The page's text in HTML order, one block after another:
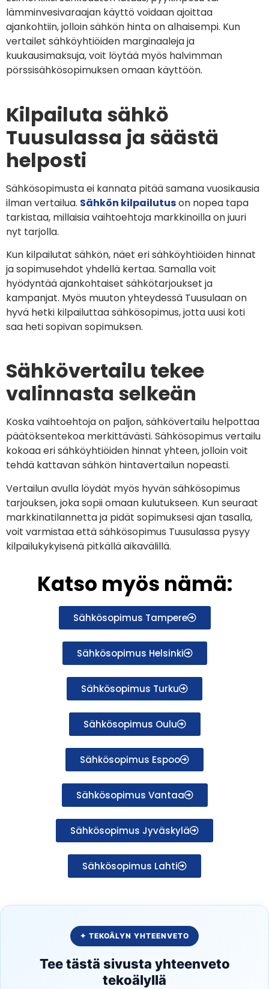
lämminvesivaraajan käyttö voidaan ajoittaa
ajankohtiin, jolloin sähkön hinta on alhaisempi. Kun
vertailet sähköyhtiöiden marginaaleja ja
kuukausimaksuja, voit löytää myös halvimman
pörssisähkösopimuksen omaan käyttöön.
Kilpailuta sähkö
Tuusulassa ja säästä
helposti
Sähkösopimusta ei kannata pitää samana vuosikausia
ilman vertailua. Sähkön kilpailutuson nopea tapa
tarkistaa, millaisia vaihtoehtoja markkinoilla on juuri
nyt tarjolla.
Kun kilpailutat sähkön, näet eri sähköyhtiöiden hinnat
ja sopimusehdot yhdellä kertaa. Samalla voit
hyödyntää ajankohtaiset sähkötarjoukset ja
kampanjat. Myös muuton yhteydessä Tuusulaan on
hyvä hetki kilpailuttaa sähkösopimus, jotta uusi koti
saa heti sopivan sopimuksen.
Sähkövertailu tekee
valinnasta selkeän
Koska vaihtoehtoja on paljon, sähkövertailu helpottaa
päätöksentekoa merkittävästi. Sähkösopimus vertailu
kokoaa eri sähköyhtiöiden hinnat yhteen, jolloin voit
tehdä kattavan sähkön hintavertailun nopeasti.
Vertailun avulla löydät myös hyvän sähkösopimus
tarjouksen, joka sopii omaan kulutukseen. Kun seuraat
markkinatilannetta ja pidät sopimuksesi ajan tasalla,
voit varmistaa että sähkösopimus Tuusulassa pysyy
kilpailukykyisenä pitkällä aikavälillä.
Katso myös nämä:
Sähkösopimus Tampere
Sähkösopimus Helsinki
Sähkösopimus Turku
Sähkösopimus Oulu
Sähkösopimus Espoo
Sähkösopimus Vantaa
Sähkösopimus Jyväskylä
Sähkösopimus Lahti
✦ TEKOÄLYN YHTEENVETO
Tee tästä sivusta yhteenveto
tekoälyllä